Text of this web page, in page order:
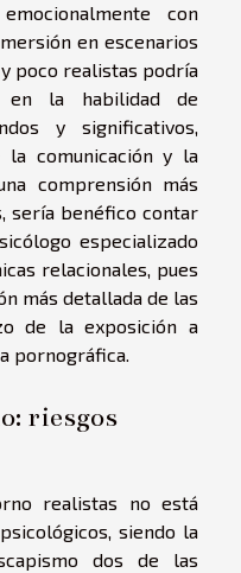
con
en escenarios
poco realistas podría
en la habilidad de
y significativos,
comunicación y la
comprensión más
sería benéfico contar
especializado
relacionales, pues
más detallada de las
de la exposición a
pornográfica.
riesgos
realistas no está
siendo la
dos de las